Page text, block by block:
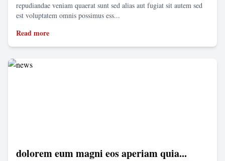
repudiandae veniam quaerat sunt sed alias aut fugiat sit autem sed
est voluptatem omnis possimus ess...
Read more
dolorem eum magni eos aperiam quia...